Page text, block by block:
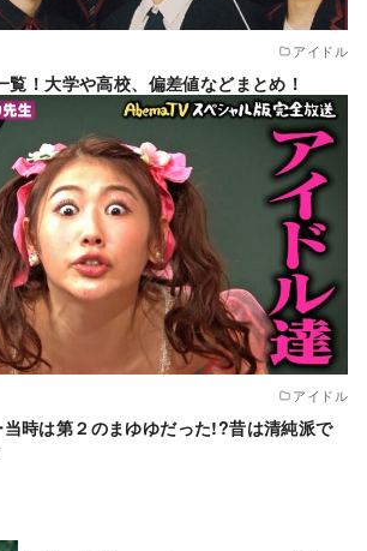
アイドル
覧！大学や高校、偏差値などまとめ！
アイドル
時は第２のまゆゆだった!?昔は清純派で